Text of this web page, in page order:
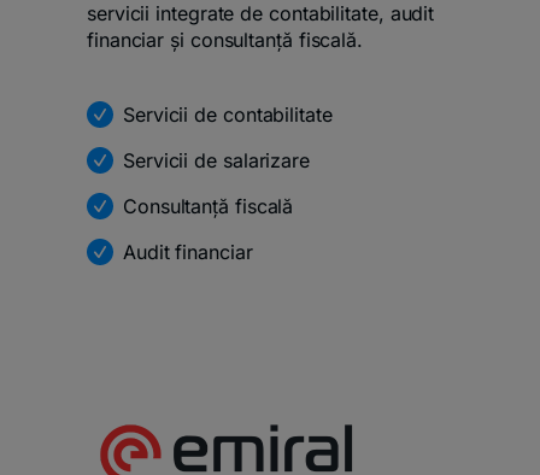
servicii integrate de contabilitate, audit
financiar și consultanță fiscală.
Servicii de contabilitate
Servicii de salarizare
Consultanță fiscală
Audit financiar